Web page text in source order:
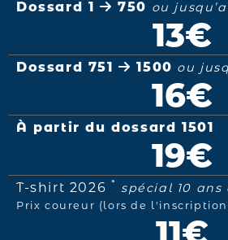
Dossard 1 750 ou
13€
Dossard 751 1500 ou
16€
À partir du dossard 1501
19€
T-shirt 2026 * spécial 10 ans
Prix coureur (lors de